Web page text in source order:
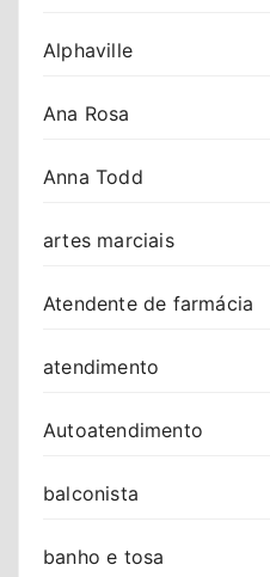
Alphaville
Ana Rosa
Anna Todd
artes marciais
Atendente de farmácia
atendimento
Autoatendimento
balconista
banho e tosa